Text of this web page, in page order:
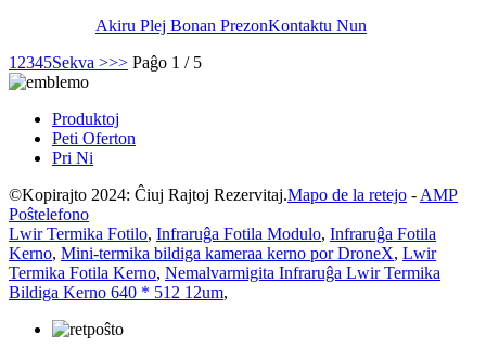
Akiru Plej Bonan PrezonKontaktu Nun
1 2345Sekva >>> Paĝo 1 / 5
Produktoj
Peti Oferton
Pri Ni
©Kopirajto 2024: Ĉiuj Rajtoj Rezervitaj.Mapo de la retejo - AMP
Poŝtelefono
Lwir Termika Fotilo, Infraruĝa Fotila Modulo, Infraruĝa Fotila
Kerno, Mini-termika bildiga kameraa kerno por DroneX, Lwir
Termika Fotila Kerno, Nemalvarmigita Infraruĝa Lwir Termika
Bildiga Kerno 640 * 512 12um,